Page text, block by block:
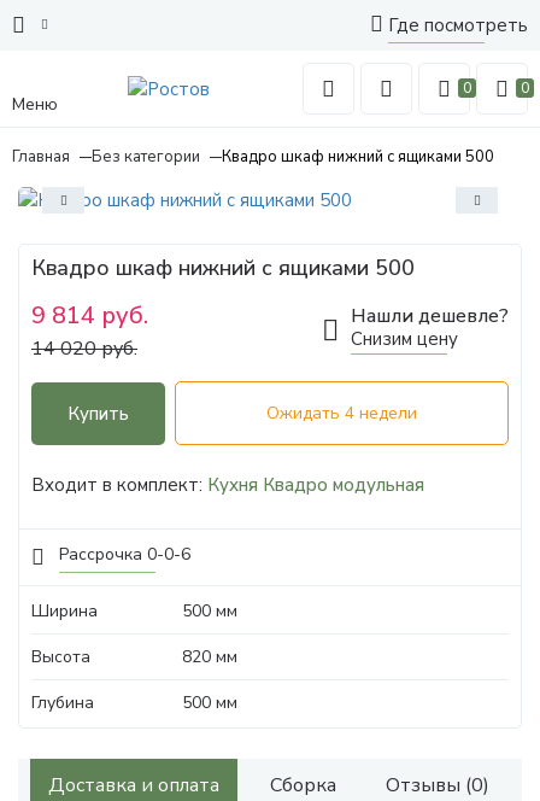
Где посмотреть
Меню
0 0
Главная Без категории Квадро шкаф нижний с ящиками 500
Рассрочка 0-0-6
Квадро шкаф нижний с ящиками 500
9 814 руб.
14 020 руб.
Нашли дешевле?
Снизим цену
Купить Ожидать 4 недели
Входит в комплект: Кухня Квадро модульная
Ширина
500 мм
Высота
820 мм
Глубина
500 мм
Доставка и оплата Сборка Отзывы (0)